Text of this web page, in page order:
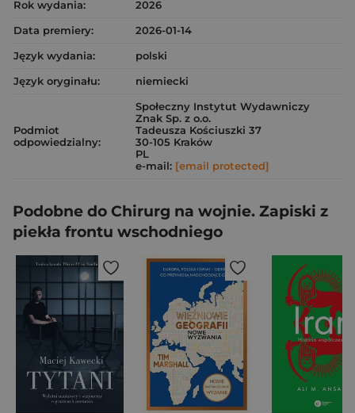
Rok wydania:
2026
Data premiery:
2026-01-14
Język wydania:
polski
Język oryginału:
niemiecki
Podmiot
odpowiedzialny:
Społeczny Instytut Wydawniczy
Znak Sp. z o.o.
Tadeusza Kościuszki 37
30-105 Kraków
PL
e-mail: [email protected]
Podobne do Chirurg na wojnie. Zapiski z
piekła frontu wschodniego